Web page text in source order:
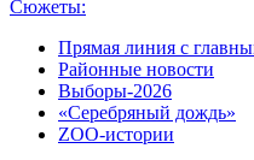
Сюжеты:
Прямая линия с
Районные новости
Выборы-2026
«Серебряный дождь»
ZOO-истории